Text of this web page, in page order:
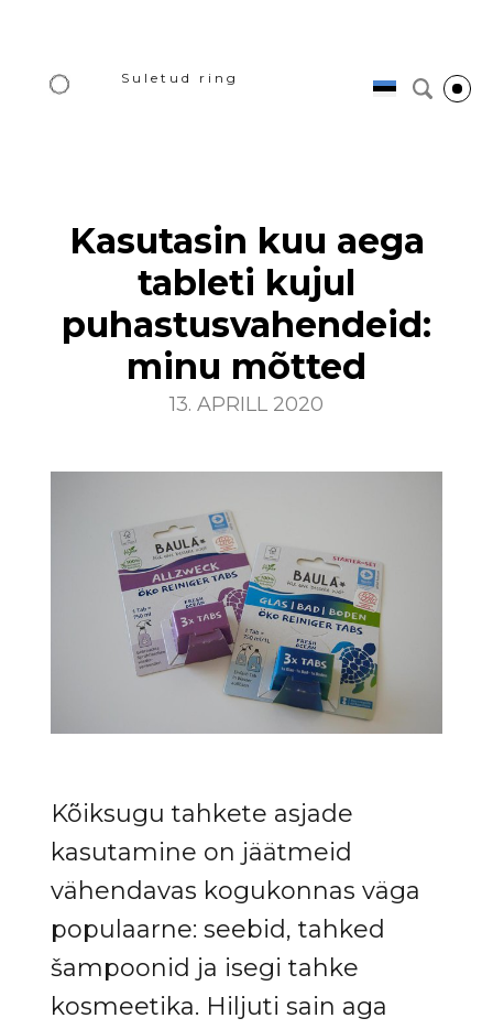
Suletud ring
Kasutasin kuu aega
tableti kujul
puhastusvahendeid:
minu mõtted
13. APRILL 2020
Kõiksugu tahkete asjade
kasutamine on jäätmeid
vähendavas kogukonnas väga
populaarne: seebid, tahked
šampoonid ja isegi tahke
kosmeetika. Hiljuti sain aga